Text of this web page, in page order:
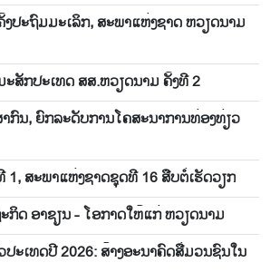
ປະຖົມມະເລິກ, ສະພາແຫ່ງຊາດ ຫວຽດນາມ
ສັກປະເທດ ສສ.ຫວຽດນາມ ຄັ້ງທີ 2
ກົນ, ຍົກລະດັບການໂຄສະນາການທ່ອງທ່ຽວ
ສະພາແຫ່ງຊາດຊຸດທີ 16 ສືບຕໍ່ເຮັດວຽກ
ກິດ ອາຊຽນ - ໂອກາດໃຫ້ແກ່ ຫວຽດນາມ
ະ​ເທດ​ປີ 2026: ສ້າງ​ອະ​ນາ​ຄົດ​ສື່ມວນ​ຊົນ​ໃນ​